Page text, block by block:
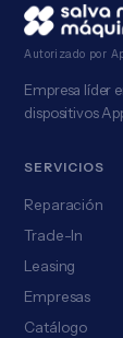
Autorizado por
Empresa líder
dispositivos
SERVICIOS
Reparación
Trade-In
Leasing
Empresas
Catálogo